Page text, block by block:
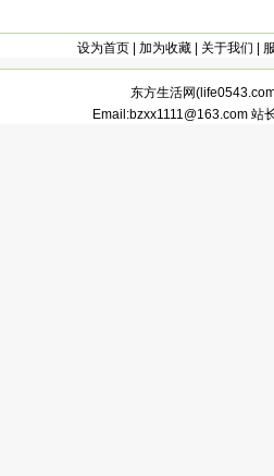
设为首页| 加为收藏| 关于我们
东方生活网(
Email:bzxx1111@163.com 站